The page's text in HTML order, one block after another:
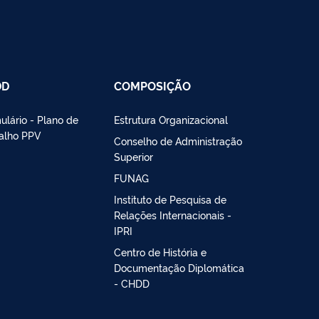
- Plano de
PPV
COMPOSIÇÃO
Estrutura Organizacional
Conselho de Administração
Superior
FUNAG
Instituto de Pesquisa de
Relações Internacionais -
IPRI
Centro de História e
Documentação Diplomática
- CHDD